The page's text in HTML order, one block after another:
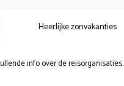
Heerlijke zonvakanties
info over de reisorganisaties.